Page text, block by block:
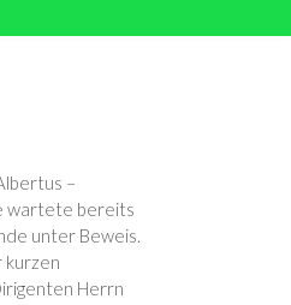
–
wartete bereits
unter Beweis.
kurzen
Herrn